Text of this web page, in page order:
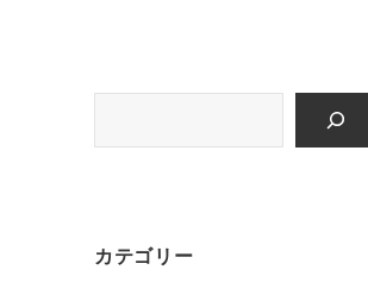
カテゴリー